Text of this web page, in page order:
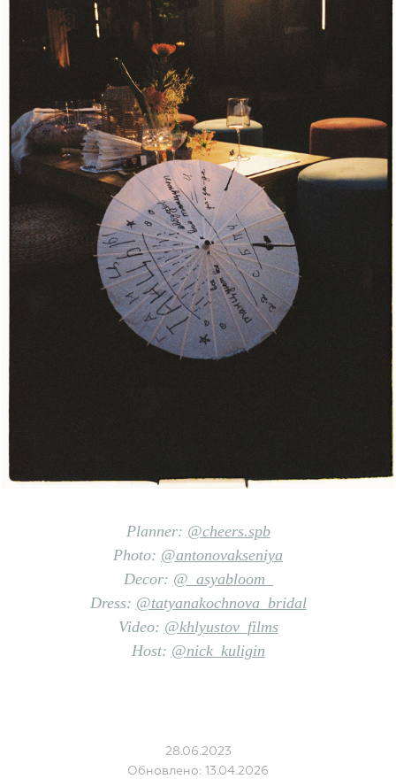
Planner: @cheers.spb
Photo: @antonovakseniya
Decor: @_asyabloom_
Dress: @tatyanakochnova_bridal
Video: @khlyustov_films
Host: @nick_kuligin
28.06.2023
Обновлено: 13.04.2026